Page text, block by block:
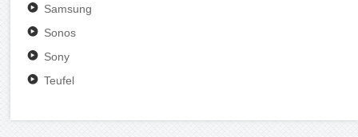
Samsung
Sonos
Sony
Teufel